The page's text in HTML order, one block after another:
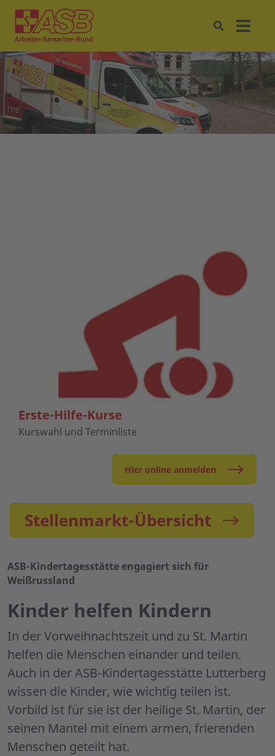
Erste-Hilfe-Kurse
Kurswahl und Terminliste
Hier online anmelden
Stellenmarkt-Übersicht
ASB-Kindertagesstätte engagiert sich für
Weißrussland
Kinder helfen Kindern
In der Vorweihnachtszeit und zu St. Martin
helfen die Menschen einander und teilen.
Auch in der ASB-Kindertagesstätte Lutterberg
wissen die Kinder, wie wichtig teilen ist.
Vorbild ist für sie ist der heilige St. Martin, der
seinen Mantel mit einem armen, frierenden
Menschen geteilt hat.